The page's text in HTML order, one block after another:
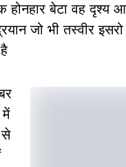
बेटा वह दृश्य
जो भी तस्वीर
से